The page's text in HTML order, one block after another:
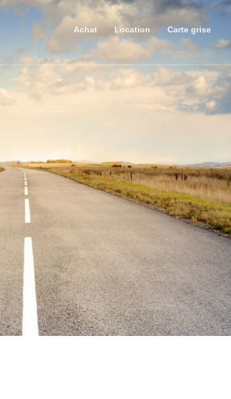
Achat Location Carte grise